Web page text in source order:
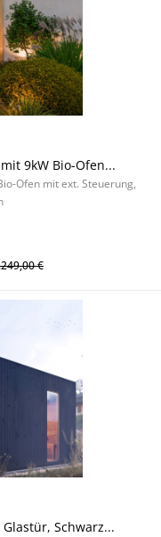
9kW Bio-Ofen...
Ofen mit ext. Steuerung,
€
Schwarz...